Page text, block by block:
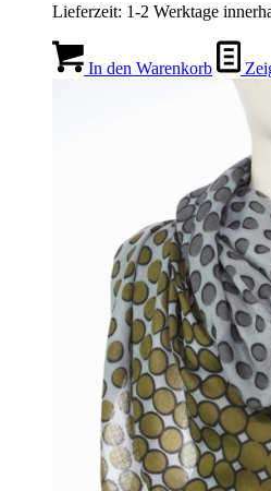
Lieferzeit: 1-2 Werktage
In den Warenkorb